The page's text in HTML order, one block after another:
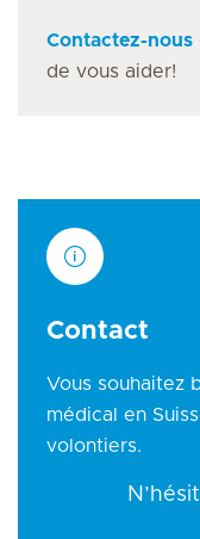
Contactez-nous
de vous aider!
Contact
Vous souhaitez
médical en
volontiers.